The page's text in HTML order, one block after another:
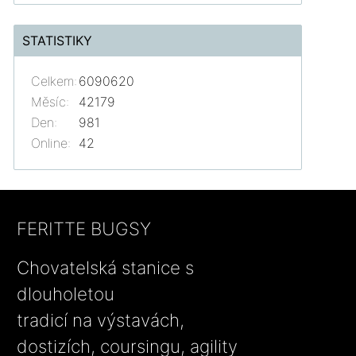
STATISTIKY
Online: 42
Celkem: 6090620
Měsíc:
42179
Den:
981
FERITTE BUGSY
Chovatelská stanice s
dlouholetou
tradicí na výstavách,
dostizích, coursingu, agility